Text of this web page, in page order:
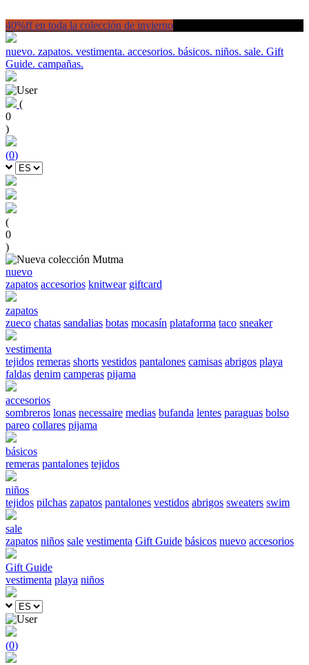
40%ff en toda la colección de invierno
nuevo. zapatos. vestimenta. accesorios. básicos. niños. sale. Gift
Guide. campañas.
(
0
)
(0)
(
0
)
nuevo
zapatos accesorios knitwear giftcard
zapatos
zueco chatas sandalias botas mocasín plataforma taco sneaker
vestimenta
tejidos remeras shorts vestidos pantalones camisas abrigos playa
faldas denim camperas pijama
accesorios
sombreros lonas necessaire medias bufanda lentes paraguas bolso
pareo collares pijama
básicos
remeras pantalones tejidos
niños
tejidos pilchas zapatos pantalones vestidos abrigos sweaters swim
sale
zapatos niños sale vestimenta Gift Guide básicos nuevo accesorios
Gift Guide
vestimenta playa niños
(0)